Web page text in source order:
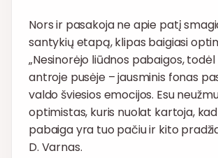
Nors ir pasakoja ne apie patį
santykių etapą, klipas baigiasi
„Nesinorėjo liūdnos pabaigos,
antroje pusėje – jausminis fonas
valdo šviesios emocijos. Esu
optimistas, kuris nuolat kartoja,
pabaiga yra tuo pačiu ir kito
D. Varnas.